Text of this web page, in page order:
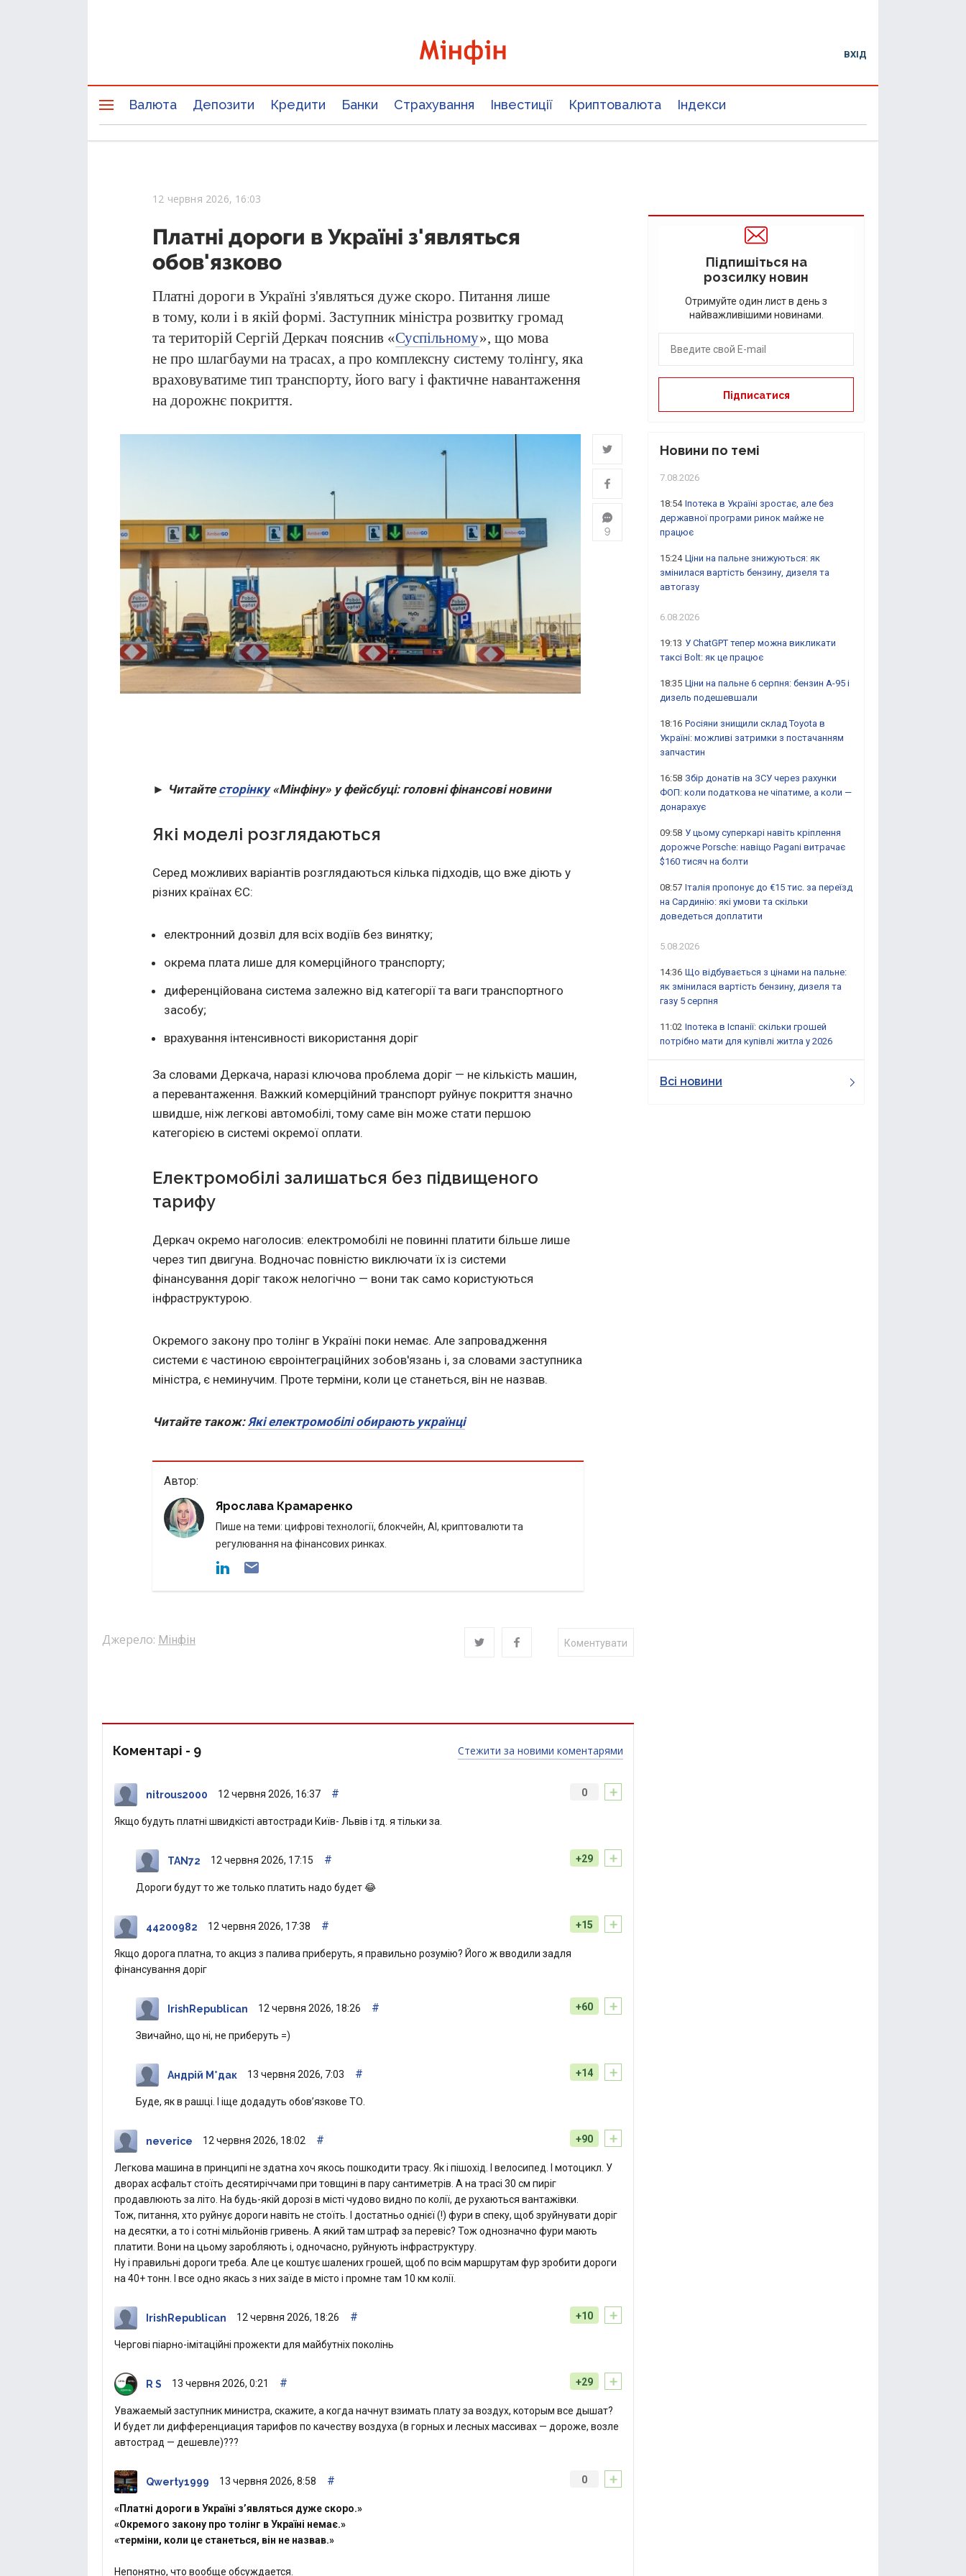
ВХІД
Валюта Депозити Кредити Банки Страхування Інвестиції Криптовалюта Індекси
12 червня 2026, 16:03
Платні дороги в Україні з'являться
обов'язково
Платні дороги в Україні з'являться дуже скоро. Питання лише
в тому, коли і в якій формі. Заступник міністра розвитку громад
та територій Сергій Деркач пояснив «Суспільному», що мова
не про шлагбауми на трасах, а про комплексну систему толінгу, яка
враховуватиме тип транспорту, його вагу і фактичне навантаження
на дорожнє покриття.
9
► Читайте сторінку«Мінфіну» у фейсбуці: головні фінансові новини
Які моделі розглядаються
Серед можливих варіантів розглядаються кілька підходів, що вже діють у
різних країнах ЄС:
електронний дозвіл для всіх водіїв без винятку;
окрема плата лише для комерційного транспорту;
диференційована система залежно від категорії та ваги транспортного
засобу;
врахування інтенсивності використання доріг
За словами Деркача, наразі ключова проблема доріг — не кількість машин,
а перевантаження. Важкий комерційний транспорт руйнує покриття значно
швидше, ніж легкові автомобілі, тому саме він може стати першою
категорією в системі окремої оплати.
Електромобілі залишаться без підвищеного
тарифу
Деркач окремо наголосив: електромобілі не повинні платити більше лише
через тип двигуна. Водночас повністю виключати їх із системи
фінансування доріг також нелогічно — вони так само користуються
інфраструктурою.
Окремого закону про толінг в Україні поки немає. Але запровадження
системи є частиною євроінтеграційних зобов'язань і, за словами заступника
міністра, є неминучим. Проте терміни, коли це станеться, він не назвав.
Читайте також:Які електромобілі обирають українці
Автор:
Ярослава Крамаренко
Пише на теми: цифрові технології, блокчейн, AI, криптовалюти та
регулювання на фінансових ринках.
Джерело: Мінфін Коментувати
Стежити за новими коментарями
Коментарі - 9
+
0
nitrous2000 12 червня 2026, 16:37 #
Якщо будуть платні швидкісті автостради Київ- Львів і тд. я тільки за.
+
+29
TAN72 12 червня 2026, 17:15 #
Дороги будут то же только платить надо будет 😂
+
+15
44200982 12 червня 2026, 17:38 #
Якщо дорога платна, то акциз з палива приберуть, я правильно розумію? Його ж вводили задля
фінансування доріг
+
+60
IrishRepublican 12 червня 2026, 18:26 #
Звичайно, що ні, не приберуть =)
+
+14
Андрій М*дак 13 червня 2026, 7:03 #
Буде, як в рашці. І іще додадуть обов’язкове ТО.
+
+90
neverice 12 червня 2026, 18:02 #
Легкова машина в принципі не здатна хоч якось пошкодити трасу. Як і пішохід. І велосипед. І мотоцикл. У
дворах асфальт стоїть десятиріччами при товщині в пару сантиметрів. А на трасі 30 см пиріг
продавлюють за літо. На будь-якій дорозі в місті чудово видно по колії, де рухаються вантажівки.
Тож, питання, хто руйнує дороги навіть не стоїть. І достатньо однієї (!) фури в спеку, щоб зруйнувати доріг
на десятки, а то і сотні мільйонів гривень. А який там штраф за перевіс? Тож однозначно фури мають
платити. Вони на цьому заробляють і, одночасно, руйнують інфраструктуру.
Ну і правильні дороги треба. Але це коштує шалених грошей, щоб по всім маршрутам фур зробити дороги
на 40+ тонн. І все одно якась з них заїде в місто і промне там 10 км колії.
+
+10
IrishRepublican 12 червня 2026, 18:26 #
Чергові піарно-імітаційні прожекти для майбутніх поколінь
+
+29
R S 13 червня 2026, 0:21 #
Уважаемый заступник министра, скажите, а когда начнут взимать плату за воздух, которым все дышат?
И будет ли дифференциация тарифов по качеству воздуха (в горных и лесных массивах — дороже, возле
автострад — дешевле)???
+
0
Qwerty1999 13 червня 2026, 8:58 #
«Платні дороги в Україні з’являться дуже скоро.»
«Окремого закону про толінг в Україні немає.»
«терміни, коли це станеться, він не назвав.»
Непонятно, что вообще обсуждается.
Підпишіться на
розсилку новин
Отримуйте один лист в день з
найважливішими новинами.
Новини по темі
7.08.2026
18:54 Іпотека в Україні зростає, але без
державної програми ринок майже не
працює
15:24 Ціни на пальне знижуються: як
змінилася вартість бензину, дизеля та
автогазу
6.08.2026
19:13 У ChatGPT тепер можна викликати
таксі Bolt: як це працює
18:35 Ціни на пальне 6 серпня: бензин А-95 і
дизель подешевшали
18:16 Росіяни знищили склад Toyota в
Україні: можливі затримки з постачанням
запчастин
16:58 Збір донатів на ЗСУ через рахунки
ФОП: коли податкова не чіпатиме, а коли —
донарахує
09:58 У цьому суперкарі навіть кріплення
дорожче Porsche: навіщо Pagani витрачає
$160 тисяч на болти
08:57 Італія пропонує до €15 тис. за переїзд
на Сардинію: які умови та скільки
доведеться доплатити
5.08.2026
14:36 Що відбувається з цінами на пальне:
як змінилася вартість бензину, дизеля та
газу 5 серпня
11:02 Іпотека в Іспанії: скільки грошей
потрібно мати для купівлі житла у 2026
Всі новини